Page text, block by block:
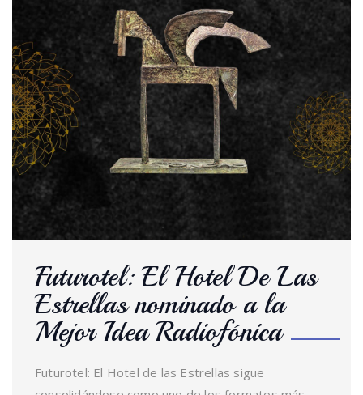
Futurotel: El Hotel De Las
Estrellas nominado a la
Mejor Idea Radiofónica
Futurotel: El Hotel de las Estrellas sigue